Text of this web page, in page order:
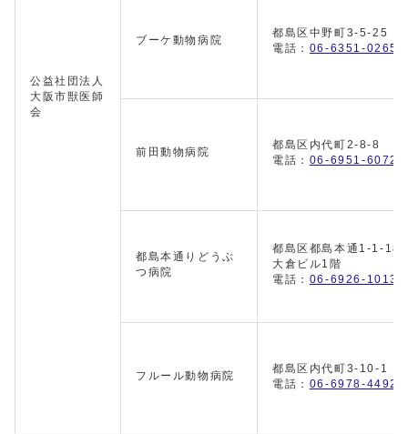
公益社団法人
大阪市獣医師
会
ブーケ動物病院
都島区中野町3-5-25
電話： 06-6351-0265
前田動物病院
都島区内代町2-8-8
電話： 06-6951-6072
都島本通りどうぶ
つ病院
都島区都島本通1-1-
大倉ビル1階
電話： 06-6926-1013
フルール動物病院
都島区内代町3-10-1
電話： 06-6978-4492